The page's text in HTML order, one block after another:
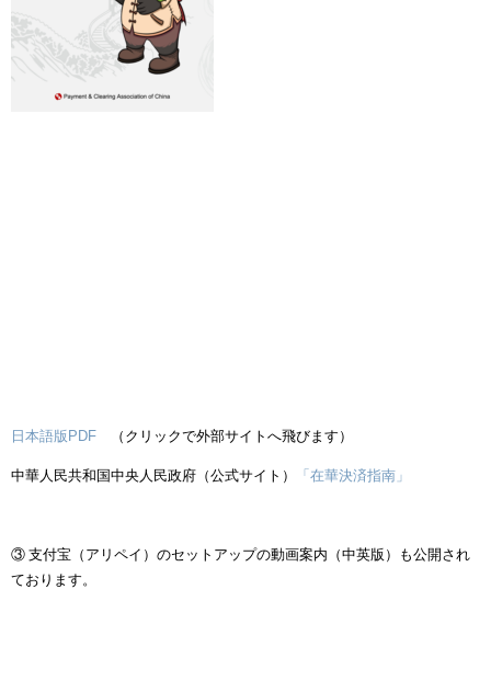
日本語版PDF （クリックで外部サイトへ飛びます）
中華人民共和国中央人民政府（公式サイト） 「在華決済指南」
③ 支付宝（アリペイ）のセットアップの動画案内（中英版）も公開され
ております。